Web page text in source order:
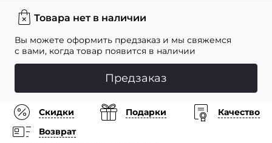
Товара нет в наличии
Вы можете оформить предзаказ и мы свяжемся
с вами, когда товар появится в наличии
Предзаказ
Скидки Подарки
Качество
Возврат